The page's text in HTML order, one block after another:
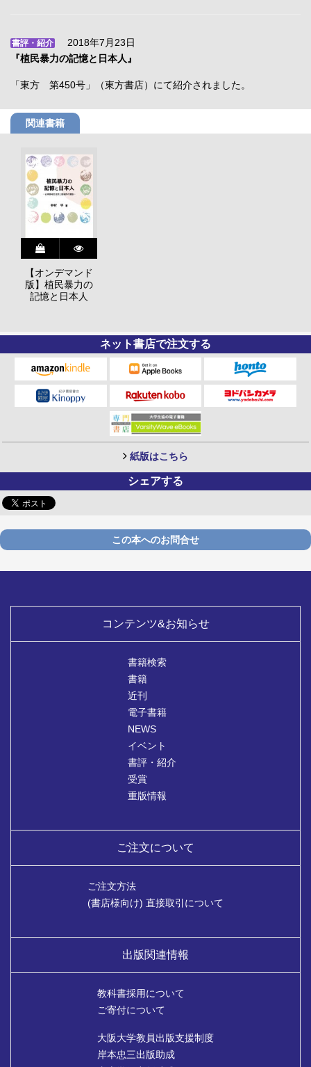
書評・紹介
2018年7月23日
『植民暴力の記憶と日本人』
「東方 第450号」（東方書店）にて紹介されました。
関連書籍
【オンデマンド
版】植民暴力の
記憶と日本人
ネット書店で注文する
紙版はこちら
シェアする
この本へのお問合せ
コンテンツ&お知らせ
書籍検索
書籍
近刊
電子書籍
NEWS
イベント
書評・紹介
受賞
重版情報
ご注文について
ご注文方法
(書店様向け) 直接取引について
出版関連情報
教科書採用について
ご寄付について
大阪大学教員出版支援制度
岸本忠三出版助成